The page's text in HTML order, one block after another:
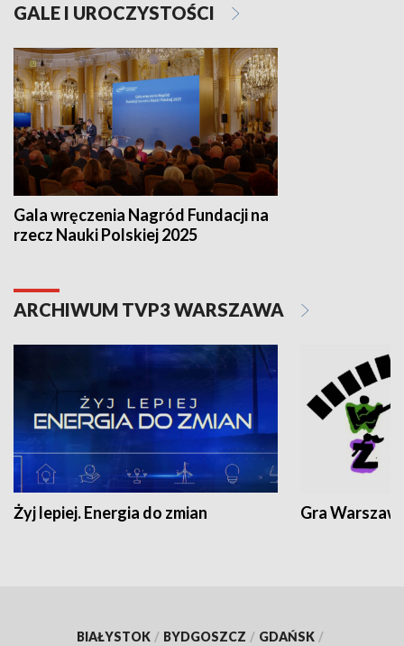
GALE I UROCZYSTOŚCI
Gala wręczenia Nagród Fundacji na
rzecz Nauki Polskiej 2025
ARCHIWUM TVP3 WARSZAWA
Żyj lepiej. Energia do zmian Gra
BIAŁYSTOK / BYDGOSZCZ / GDAŃSK /